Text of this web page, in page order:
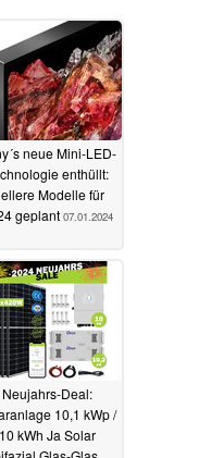
neue Mini-LED-
enthüllt:
Modelle für
geplant 07.01.2024
Neujahrs-Deal:
10,1 kWp /
10 kWh Ja Solar